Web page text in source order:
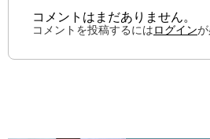
コメントはまだありません。
コメントを投稿するにはログインが